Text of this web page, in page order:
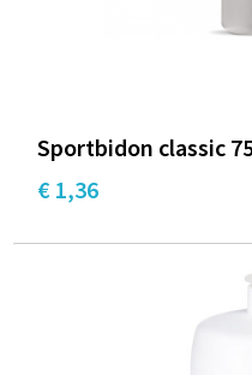
Sportbidon classic
€ 1,36